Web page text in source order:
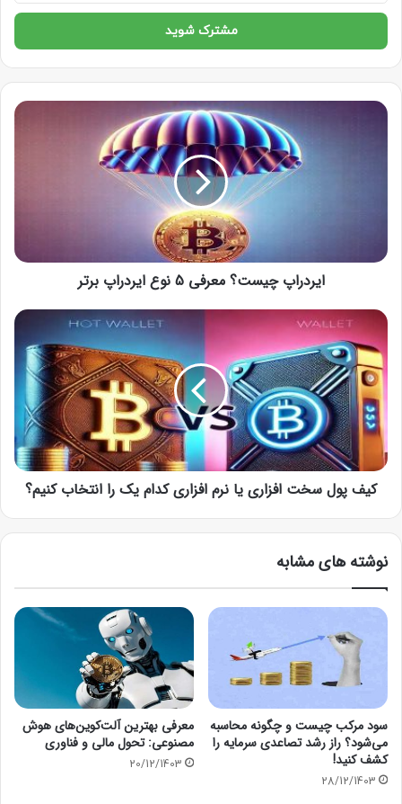
ایردراپ چیست؟ معرفی 5 نوع ایردراپ برتر
کیف‌ پول سخت افزاری یا نرم افزاری کدام یک را انتخاب کنیم؟
نوشته های مشابه
سود مرکب چیست و چگونه محاسبه
می‌شود؟ راز رشد تصاعدی سرمایه را
کشف کنید!
28/12/1403
معرفی بهترین آلت‌کوین‌های هوش
مصنوعی: تحول مالی و فناوری
20/12/1403